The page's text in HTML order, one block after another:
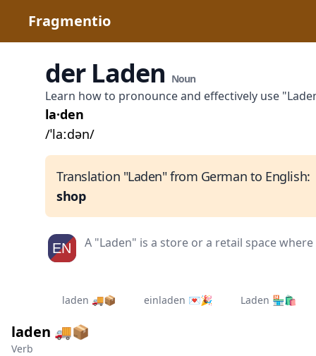
Fragmentio
der Laden Noun
Learn how to pronounce and effectively use
la·den
/ˈlaːdən/
Translation "Laden" from German to English:
shop
A "Laden" is a store or a retail space
laden 🚚📦 einladen 💌🎉 Laden 🏪🛍
laden 🚚📦
Verb